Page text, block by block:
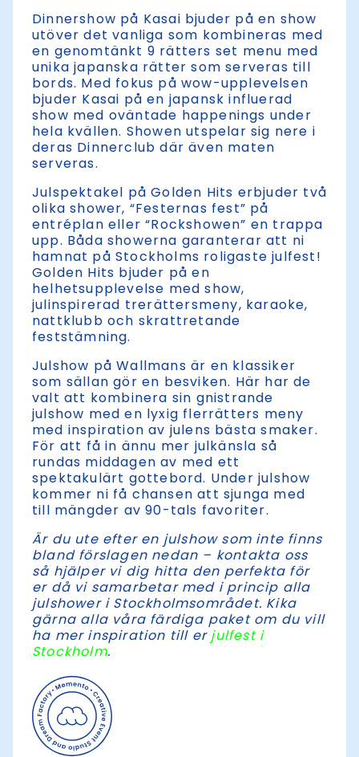
Dinnershow på Kasai bjuder på en show
utöver det vanliga som kombineras med
en genomtänkt 9 rätters set menu med
unika japanska rätter som serveras till
bords. Med fokus på wow-upplevelsen
bjuder Kasai på en japansk influerad
show med oväntade happenings under
hela kvällen. Showen utspelar sig nere i
deras Dinnerclub där även maten
serveras.
Julspektakel på Golden Hits erbjuder två
olika shower, “Festernas fest” på
entréplan eller “Rockshowen” en trappa
upp. Båda showerna garanterar att ni
hamnat på Stockholms roligaste julfest!
Golden Hits bjuder på en
helhetsupplevelse med show,
julinspirerad trerättersmeny, karaoke,
nattklubb och skrattretande
feststämning.
Julshow på Wallmans är en klassiker
som sällan gör en besviken. Här har de
valt att kombinera sin gnistrande
julshow med en lyxig flerrätters meny
med inspiration av julens bästa smaker.
För att få in ännu mer julkänsla så
rundas middagen av med ett
spektakulärt gottebord. Under julshow
kommer ni få chansen att sjunga med
till mängder av 90-tals favoriter.
Är du ute efter en julshow som inte finns
bland förslagen nedan – kontakta oss
så hjälper vi dig hitta den perfekta för
er då vi samarbetar med i princip alla
julshower i Stockholmsområdet. Kika
gärna alla våra färdiga paket om du vill
ha mer inspiration till er julfest i
Stockholm.